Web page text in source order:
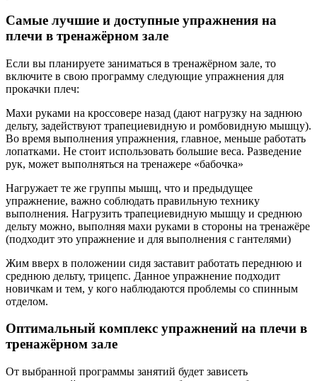
Самые лучшие и доступные упражнения на
плечи в тренажёрном зале
Если вы планируете заниматься в тренажёрном зале, то
включите в свою программу следующие упражнения для
прокачки плеч:
Махи руками на кроссовере назад (дают нагрузку на заднюю
дельту, задействуют трапециевидную и ромбовидную мышцу).
Во время выполнения упражнения, главное, меньше работать
лопатками. Не стоит использовать большие веса. Разведение
рук, может выполняться на тренажере «бабочка»
Нагружает те же группы мышц, что и предыдущее
упражнение, важно соблюдать правильную технику
выполнения. Нагрузить трапециевидную мышцу и среднюю
дельту можно, выполняя махи руками в стороны на тренажёре
(подходит это упражнение и для выполнения с гантелями)
Жим вверх в положении сидя заставит работать переднюю и
среднюю дельту, трицепс. Данное упражнение подходит
новичкам и тем, у кого наблюдаются проблемы со спинным
отделом.
Оптимальный комплекс упражнений на плечи в
тренажёрном зале
От выбранной программы занятий будет зависеть